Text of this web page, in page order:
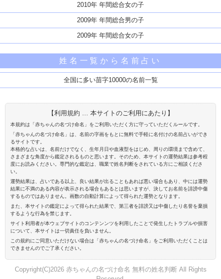
2010年 年間総合女の子
2009年 年間総合男の子
2009年 年間総合女の子
姓名一覧から名前占い
全国に多い苗字10000の名前一覧
【利用規約 … 本サイトのご利用にあたり】
本規約は「赤ちゃんの名づけ命名」をご利用いただく方に守っていただくルールです。
「赤ちゃんの名づけ命名」は、名前の字画をもとに無料で手軽に名付けの名前占いができ
るサイトです。
本格的な占いは、名前だけでなく、生年月日や血液型をはじめ、周りの環境まで含めて、
さまざまな角度から鑑定されるものと思います。そのため、本サイトの運勢結果は参考程
度にお読みください。専門的な鑑定は、職業で姓名判断をされている方にご相談くださ
い。
運勢結果は、占いである以上、良い結果が出ることもあれば悪い場合もあり、中には運勢
結果に不満のある内容が表示される場合もあるとは思いますが、決してお名前を誹謗中傷
するものではありません。画数の自動計算によって得られた運勢となります。
また、本サイトの鑑定によって得られた結果で、第三者を誹謗又は中傷したり名誉を棄損
するような行為を禁じます。
サイト利用者が本ウェブサイトのコンテンンツを利用したことで発生したトラブルや損害
について、本サイトは一切責任を負いません。
この規約にご同意いただけない場合は「赤ちゃんの名づけ命名」をご利用いただくことは
できませんのでご了承ください。
Copyright(C)2026 赤ちゃんの名づけ命名 無料の姓名判断 All Rights